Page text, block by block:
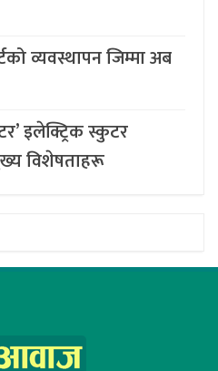
व्यवस्थापन जिम्मा अब
इलेक्ट्रिक स्कुटर
विशेषताहरू